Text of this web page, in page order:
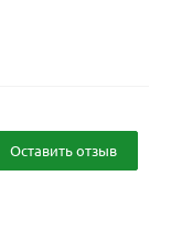
Оставить отзыв